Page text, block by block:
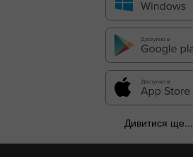
Дивитися ще...